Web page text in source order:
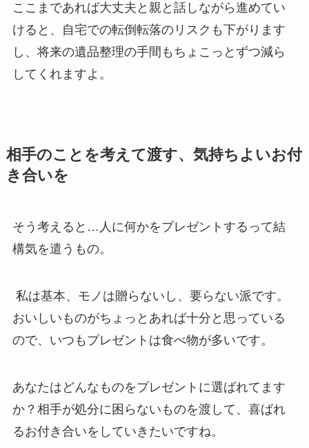
ここまであれば大丈夫 と親と話しながら進めてい
けると、自宅での転倒転落のリスクも下がります
し、将来の遺品整理の手間もちょこっとずつ減ら
してくれますよ。
相手のことを考えて渡す、気持ちよいお付
き合いを
そう考えると…人に何かをプレゼントするって結
構気を遣うもの。
私は基本、モノは贈らないし、要らない派です。
おいしいものがちょっとあれば十分と思っている
ので、いつもプレゼントは食べ物が多いです。
あなたはどんなものをプレゼントに選ばれてます
か？相手が処分に困らないものを渡して、喜ばれ
るお付き合いをしていきたいですね。